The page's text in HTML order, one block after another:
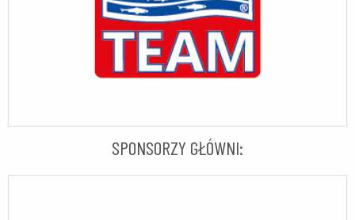
SPONSORZY GŁÓWNI: